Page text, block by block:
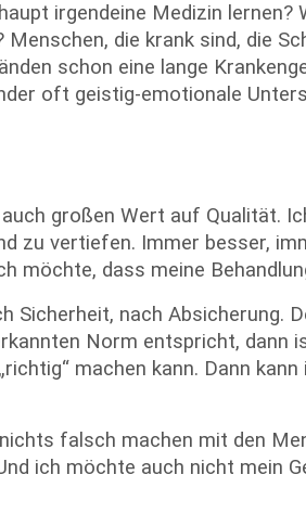
irgendeine Medizin
die krank sind, die
schon eine lange
oft geistig-emotionale
großen Wert auf Qualität.
zu vertiefen. Immer besser,
möchte, dass meine
Sicherheit, nach Absicherung.
Norm entspricht, dann
machen kann. Dann
falsch machen mit den
ich möchte auch nicht mein